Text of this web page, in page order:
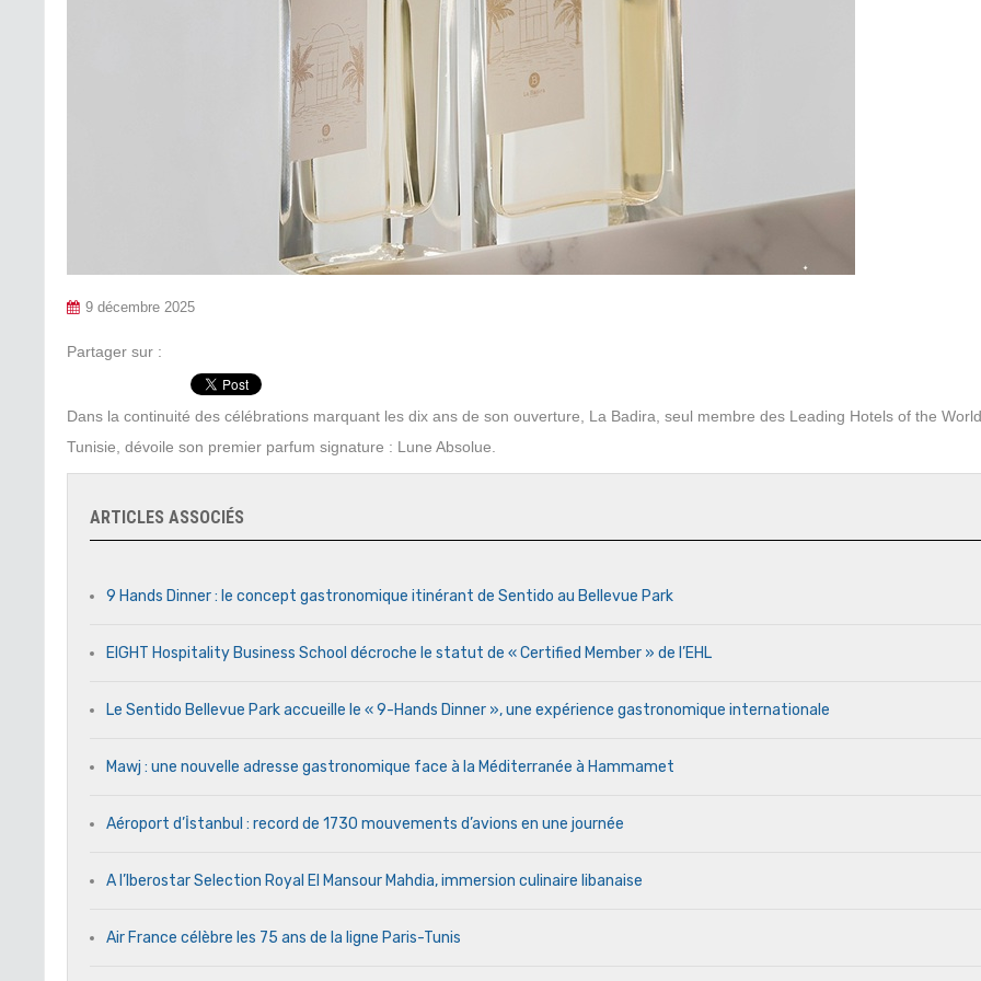
9 décembre 2025
Partager sur :
Dans la continuité des célébrations marquant les dix ans de son ouverture, La Badira, seul membre des Leading Hotels of the
Tunisie, dévoile son premier parfum signature : Lune Absolue.
ARTICLES ASSOCIÉS
9 Hands Dinner : le concept gastronomique itinérant de Sentido au Bellevue Park
EIGHT Hospitality Business School décroche le statut de « Certified Member » de l’EHL
Le Sentido Bellevue Park accueille le « 9-Hands Dinner », une expérience gastronomique internationale
Mawj : une nouvelle adresse gastronomique face à la Méditerranée à Hammamet
Aéroport d’İstanbul : record de 1730 mouvements d’avions en une journée
A l’Iberostar Selection Royal El Mansour Mahdia, immersion culinaire libanaise
Air France célèbre les 75 ans de la ligne Paris-Tunis